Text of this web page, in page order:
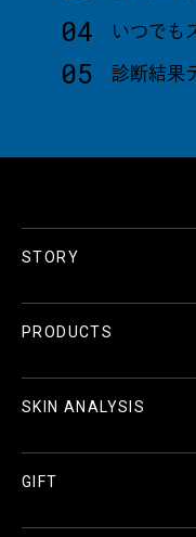
04 いつでも
05 診断結果
STORY
PRODUCTS
SKIN ANALYSIS
GIFT